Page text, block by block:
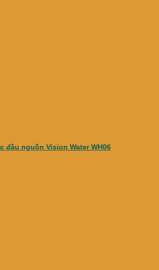
đầu nguồn Vision Water WH06